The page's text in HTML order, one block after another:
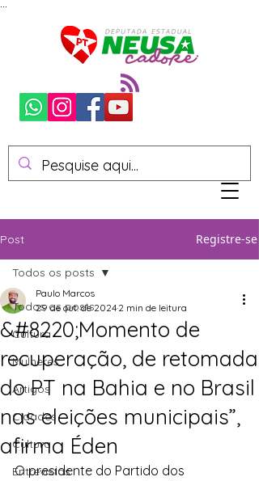
Post Registre-se
Todos os posts
Cultura
Mulheres
Artigos
Cidades
Cultura
Entrevistas
Todos os posts
&#8220;Momento de
recuperação, de retomada
do PT na Bahia e no Brasil
nas eleições municipais”,
afirma Éden
Paulo Marcos
29 de out. de 2024 2 min de leitura
O presidente do Partido dos